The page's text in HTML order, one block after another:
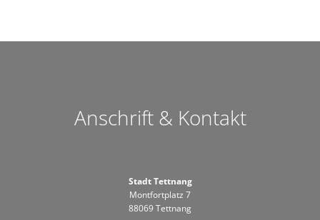
Anschrift & Kontakt
Stadt Tettnang
Montfortplatz 7
88069 Tettnang